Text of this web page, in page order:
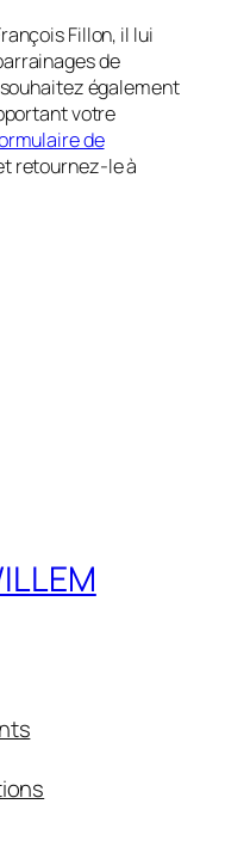
Fillon, il lui
de
souhaitez également
votre
de
retournez-le à